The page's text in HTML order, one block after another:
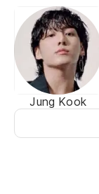
Jung Kook